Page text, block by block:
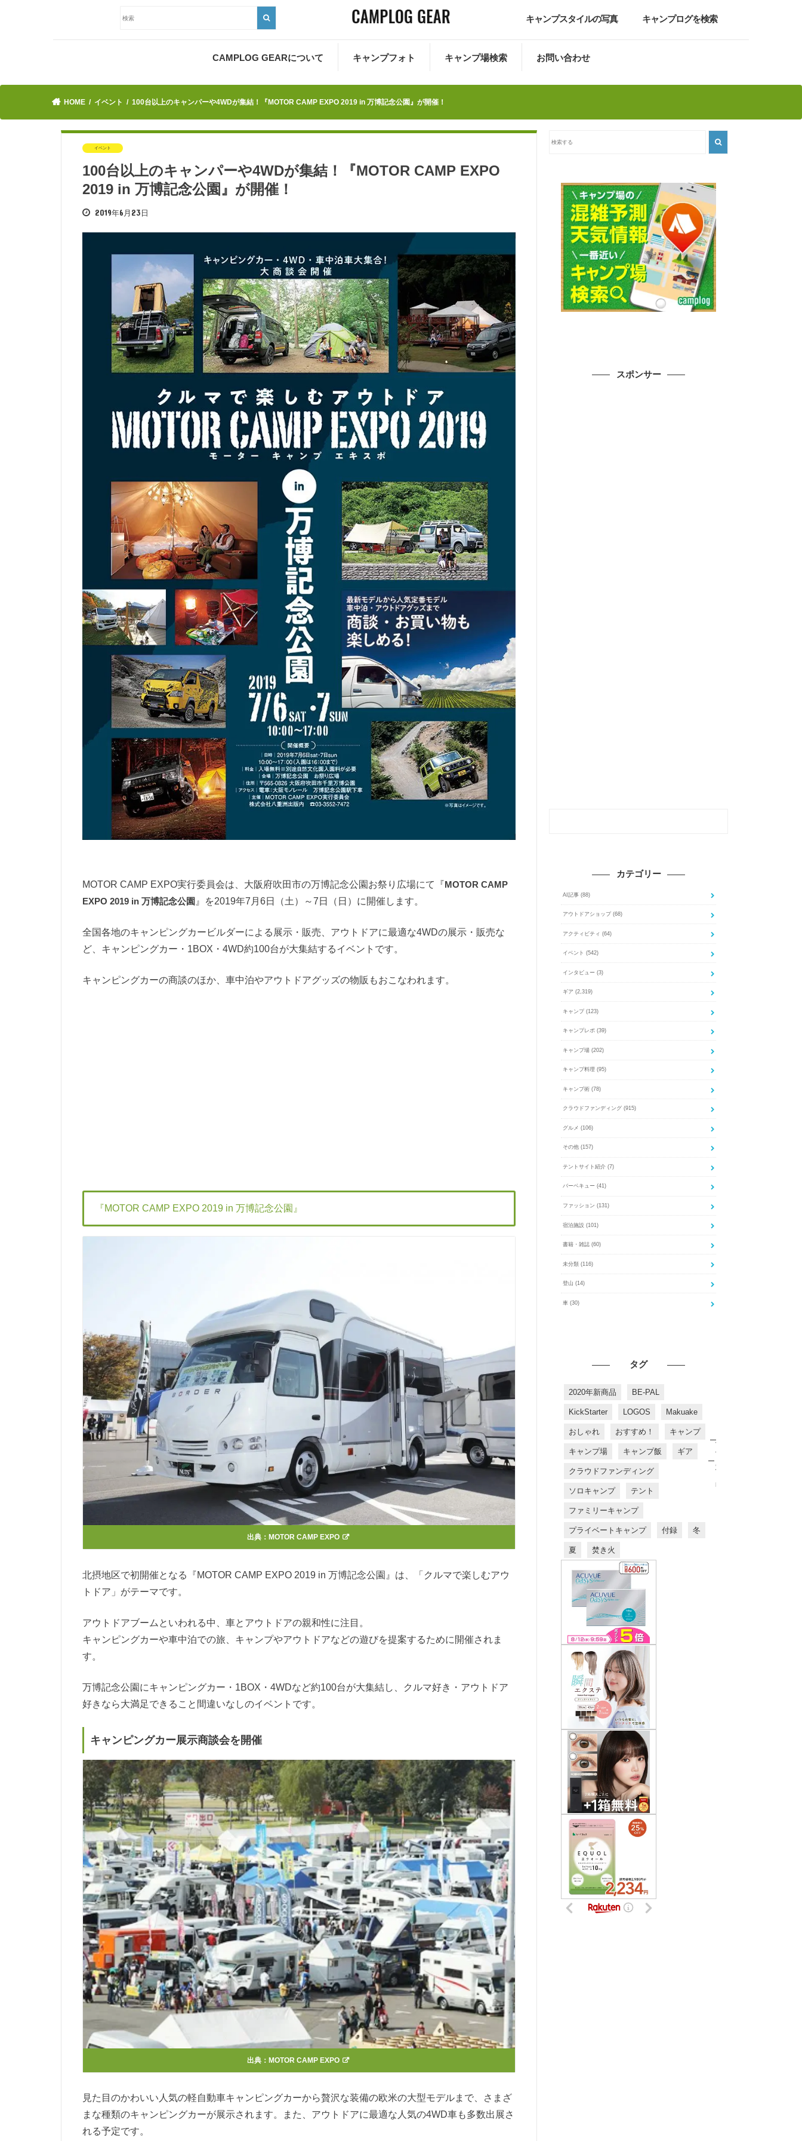
キャンプスタイルの写真 キャンプログを検索
CAMPLOG GEARについて キャンプフォト キャンプ場検索 お問い合わせ
HOME イベント 100台以上のキャンパーや4WDが集結！『MOTOR CAMP EXPO 2019 in 万博記念公園』が開催！
イベント
100台以上のキャンパーや4WDが集結！『MOTOR CAMP EXPO
2019 in 万博記念公園』が開催！
2019年6月23日
MOTOR CAMP EXPO実行委員会は、大阪府吹田市の万博記念公園お祭り広場にて『 MOTOR CAMP
EXPO 2019 in 万博記念公園 』を2019年7月6日（土）～7日（日）に開催します。
全国各地のキャンピングカービルダーによる展示・販売、アウトドアに最適な4WDの展示・販売な
ど、キャンピングカー・1BOX・4WD約100台が大集結するイベントです。
キャンピングカーの商談のほか、車中泊やアウトドアグッズの物販もおこなわれます。
『MOTOR CAMP EXPO 2019 in 万博記念公園』
出典： MOTOR CAMP EXPO
北摂地区で初開催となる『MOTOR CAMP EXPO 2019 in 万博記念公園』は、「クルマで楽しむアウ
トドア」がテーマです。
アウトドアブームといわれる中、車とアウトドアの親和性に注目。
キャンピングカーや車中泊での旅、キャンプやアウトドアなどの遊びを提案するために開催されま
す。
万博記念公園にキャンピングカー・1BOX・4WDなど約100台が大集結し、クルマ好き・アウトドア
好きなら大満足できること間違いなしのイベントです。
キャンピングカー展示商談会を開催
出典：MOTOR CAMP EXPO
見た目のかわいい人気の軽自動車キャンピングカーから贅沢な装備の欧米の大型モデルまで、さまざ
まな種類のキャンピングカーが展示されます。また、アウトドアに最適な人気の4WD車も多数出展さ
れる予定です。
スポンサー
カテゴリー
AI記事 (88)
アウトドアショップ (68)
アクティビティ (64)
イベント (542)
インタビュー (3)
ギア (2,319)
キャンプ (123)
キャンプレポ (39)
キャンプ場 (202)
キャンプ料理 (95)
キャンプ術 (78)
クラウドファンディング (915)
グルメ (106)
その他 (157)
テントサイト紹介 (7)
バーベキュー (41)
ファッション (131)
宿泊施設 (101)
書籍・雑誌 (60)
未分類 (116)
登山 (14)
車 (30)
タグ
2020年新商品 BE-PAL
KickStarter LOGOS Makuake
おしゃれ おすすめ！ キャンプ
キャンプ場 キャンプ飯 ギア
クラウドファンディング
ソロキャンプ テント
ファミリーキャンプ
プライベートキャンプ 付録 冬
夏 焚き火
す
す
め
商
品